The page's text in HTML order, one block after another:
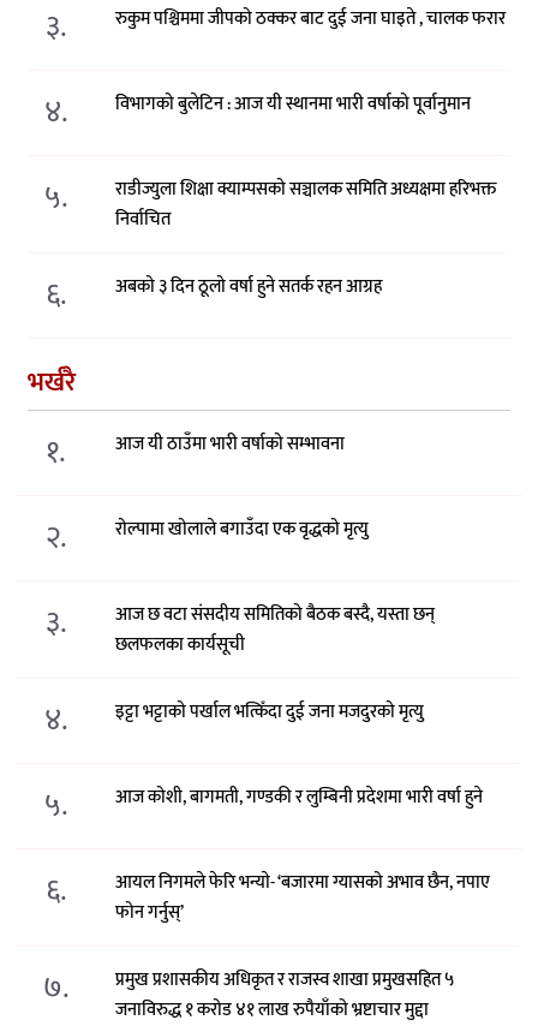
३. रुकुम पश्चिममा जीपको ठक्कर बाट दुई जना घाइते , चालक फरार
४. विभागको बुलेटिन : आज यी स्थानमा भारी वर्षाको पूर्वानुमान
५.
राडीज्युला शिक्षा क्याम्पसको सञ्चालक समिति अध्यक्षमा हरिभक्त
निर्वाचित
६. अबको ३ दिन ठूलो वर्षा हुने सतर्क रहन आग्रह
भर्खरै
१. आज यी ठाउँमा भारी वर्षाको सम्भावना
२. रोल्पामा खोलाले बगाउँदा एक वृद्धको मृत्यु
३.
आज छ वटा संसदीय समितिको बैठक बस्दै, यस्ता छन्
छलफलका कार्यसूची
४. इट्टा भट्टाको पर्खाल भत्किँदा दुई जना मजदुरको मृत्यु
५. आज कोशी, बागमती, गण्डकी र लुम्बिनी प्रदेशमा भारी वर्षा हुने
६.
आयल निगमले फेरि भन्याे- ‘बजारमा ग्यासको अभाव छैन, नपाए
फोन गर्नुस्’
७.
प्रमुख प्रशासकीय अधिकृत र राजस्व शाखा प्रमुखसहित ५
जनाविरुद्ध १ करोड ४१ लाख रुपैयाँको भ्रष्टाचार मुद्दा